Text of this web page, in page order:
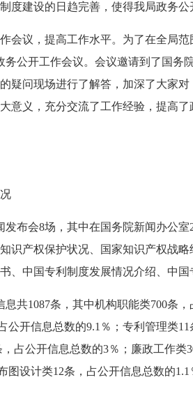
度建设的日趋完善，使得我局政务公
会议，提高工作水平。为了在全局
公开工作会议。会议邀请到了国务
疑问现场进行了解答，加深了大家
意义，充分交流了工作经验，提高
发布会8场，其中在国务院新闻办公
识产权保护状况、国家知识产权战
、中国专利制度发展情况介绍、中国
共1087条，其中机构职能类700条
公开信息总数的9.1％；专利管理类
占公开信息总数的3％；廉政工作
图设计类12条，占公开信息总数的